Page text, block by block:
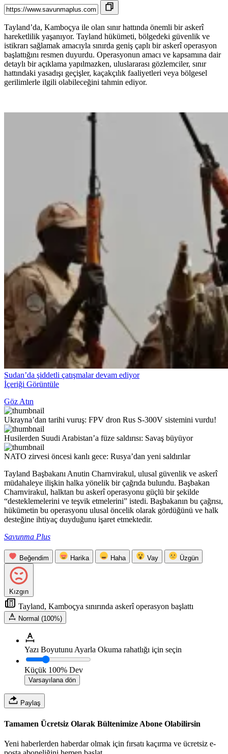
Tayland’da, Kamboçya ile olan sınır hattında önemli bir askerî
hareketlilik yaşanıyor. Tayland hükümeti, bölgedeki güvenlik ve
istikrarı sağlamak amacıyla sınırda geniş çaplı bir askerî operasyon
başlattığını resmen duyurdu. Operasyonun amacı ve kapsamına dair
detaylı bir açıklama yapılmazken, uluslararası gözlemciler, sınır
hattındaki yasadışı geçişler, kaçakçılık faaliyetleri veya bölgesel
gerilimlerle ilgili olabileceğini tahmin ediyor.
Sudan’da şiddetli çatışmalar devam ediyor
İçeriği Görüntüle
Göz Atın
Ukrayna’dan tarihi vuruş: FPV dron Rus S-300V sistemini vurdu!
Husilerden Suudi Arabistan’a füze saldırısı: Savaş büyüyor
NATO zirvesi öncesi kanlı gece: Rusya’dan yeni saldırılar
Tayland Başbakanı Anutin Charnvirakul, ulusal güvenlik ve askerî
müdahaleye ilişkin halka yönelik bir çağrıda bulundu. Başbakan
Charnvirakul, halktan bu askerî operasyonu güçlü bir şekilde
“desteklemelerini ve teşvik etmelerini” istedi. Başbakanın bu çağrısı,
hükümetin bu operasyonu ulusal öncelik olarak gördüğünü ve halk
desteğine ihtiyaç duyduğunu işaret etmektedir.
Savunma Plus
Beğendim Harika Haha Vay Üzgün
Kızgın
Tayland, Kamboçya sınırında askerî operasyon başlattı
Normal (100%)
Yazı Boyutunu Ayarla Okuma rahatlığı için seçin
Küçük 100% Dev
Varsayılana dön
Paylaş
Tamamen Ücretsiz Olarak Bültenimize Abone Olabilirsin
Yeni haberlerden haberdar olmak için fırsatı kaçırma ve ücretsiz e-